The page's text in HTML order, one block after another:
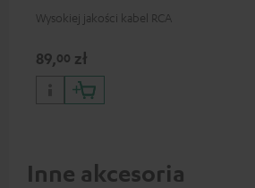
Wysokiej jakości kabel RCA
89,00 zł
Inne akcesoria